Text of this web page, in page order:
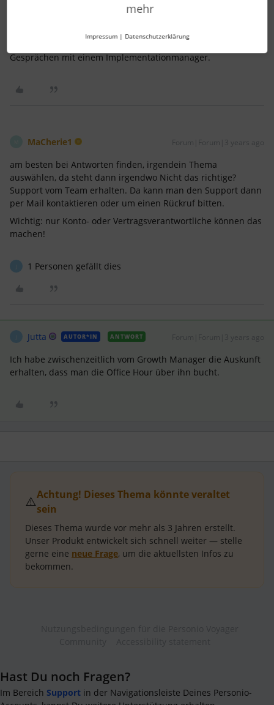
Hour für 199 € / Stunde buchen könnte. Allerdings schrieb er
Gesprächen mit einem Implementationmanager.
MaCherie1 Forum|Forum|3 years ago
am besten bei Antworten finden, irgendein Thema
auswählen, da steht dann irgendwo Nicht das richtige?
Support vom Team erhalten. Da kann man den Support dann
per Mail kontaktieren oder um einen Rückruf bitten.
Wichtig: nur Konto- oder Vertragsverantwortliche können das
machen!
1 Personen gefällt dies
Jutta AUTOR*IN ANTWORT
Ich habe zwischenzeitlich vom Growth Manager die Auskunft
erhalten, dass man die Office Hour über ihn bucht.
⚠️Achtung! Dieses Thema könnte veraltet
sein
Dieses Thema wurde vor mehr als 3 Jahren erstellt.
Unser Produkt entwickelt sich schnell weiter — stelle
gerne eine neue Frage, um die aktuellsten Infos zu
bekommen.
Hast Du noch Fragen?
Im Bereich Support in der Navigationsleiste Deines Personio-
mehr
Impressum | Datenschutzerklärung